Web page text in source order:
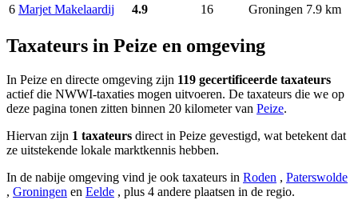
6 Marjet Makelaardij 4.9 16 Groningen 7.9 km
Taxateurs in Peize en omgeving
In Peize en directe omgeving zijn 119 gecertificeerde taxateurs
actief die NWWI-taxaties mogen uitvoeren. De taxateurs die we op
deze pagina tonen zitten binnen 20 kilometer van Peize.
Hiervan zijn 1 taxateurs direct in Peize gevestigd, wat betekent dat
ze uitstekende lokale marktkennis hebben.
In de nabije omgeving vind je ook taxateurs in Roden , Paterswolde
, Groningen en Eelde , plus 4 andere plaatsen in de regio.